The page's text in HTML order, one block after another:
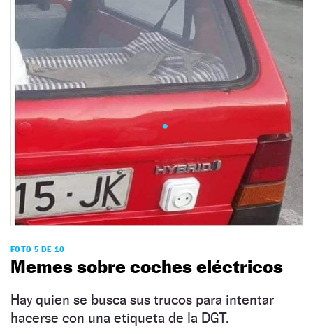
FOTO 5 DE 10
Memes sobre coches eléctricos
Hay quien se busca sus trucos para intentar
hacerse con una etiqueta de la DGT.